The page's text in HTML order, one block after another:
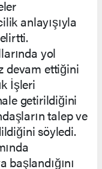
anlayışıyla
yol
devam ettiğini
İşleri
getirildiğini
talep ve
söyledi.
başlandığını